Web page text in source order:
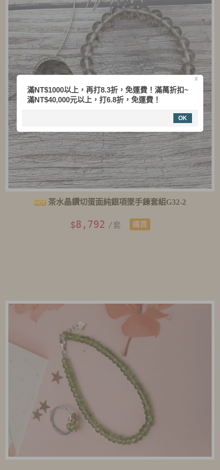
茶水晶鑽切蛋面純銀項墜手鍊套組G32-2
$8,792 /套 購買
X
滿NT$1000以上，再打8.3折，免運費！滿萬折扣~
滿NT$40,000元以上，打6.8折，免運費！
OK